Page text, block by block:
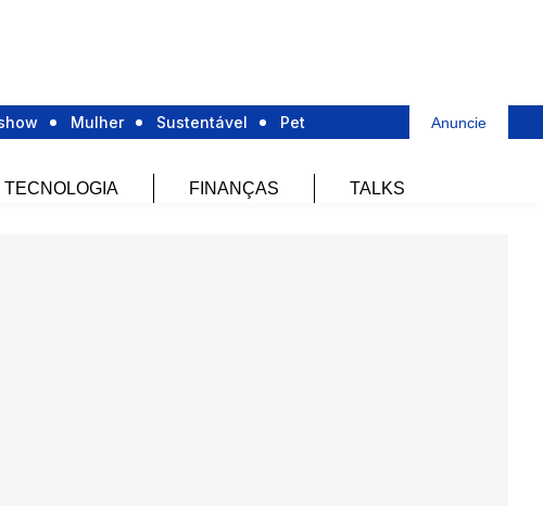
Mulher Sustentável Pet Anuncie
TECNOLOGIA FINANÇAS TALKS